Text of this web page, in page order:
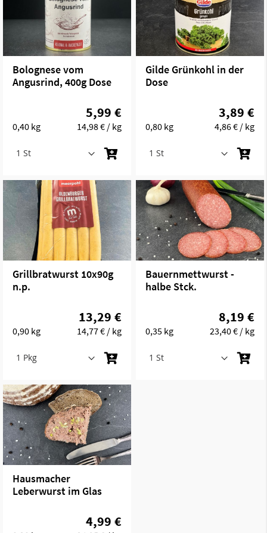
Bolognese vom
Angusrind, 400g Dose
0,40 kg
5,99 €
14,98 €/ kg
Gilde Grünkohl in der
Dose
0,80 kg
3,89 €
4,86 €/ kg
Grillbratwurst 10x90g
n.p.
0,90 kg
13,29 €
14,77 €/ kg
Bauernmettwurst -
halbe Stck.
0,35 kg
8,19 €
23,40 €/ kg
Hausmacher
Leberwurst im Glas
4,99 €